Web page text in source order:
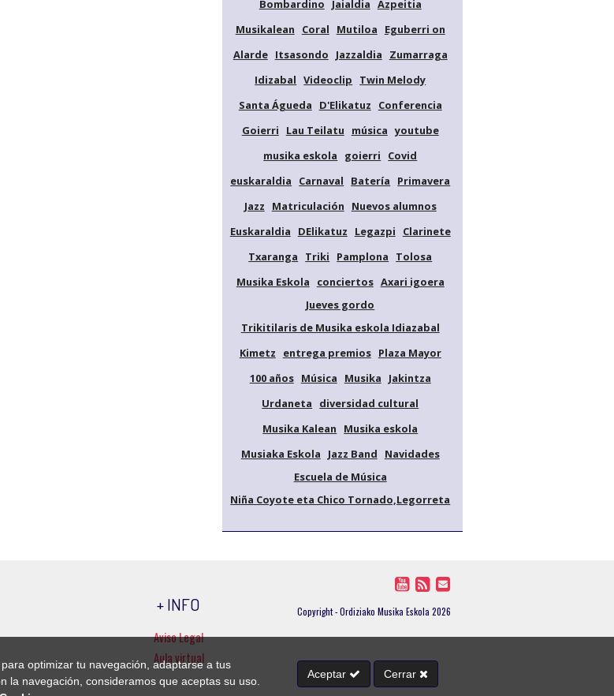
Bombardino
Jaialdia Azpeitia
Musikalean
Coral Mutiloa
Eguberri on
Alarde Itsasondo Jazzaldia
Zumarraga
Idizabal Videoclip
Twin Melody
Santa Águeda
D'Elikatuz
Conferencia
Goierri
Lau Teilatu música youtube
musika eskola
goierri
Covid
euskaraldia
Carnaval Batería
Primavera
Jazz
Matriculación
Nuevos alumnos
Euskaraldia
DElikatuz Legazpi
Clarinete
Txaranga
Triki Pamplona
Tolosa
Musika Eskola
conciertos Axari igoera
Jueves gordo
Trikitilaris de Musika eskola Idiazabal
Kimetz
entrega premios Plaza Mayor
100 años Música Musika
Jakintza
Urdaneta
diversidad cultural
Musika Kalean
Musika eskola
Musiaka Eskola
Jazz Band
Navidades
Escuela de Música
Niña Coyote eta Chico Tornado,Legorreta
+ INFO
Aviso Legal
Aula virtual
Copyright - Ordiziako Musika Eskola 2026
optimizar tu navegación, adaptarse a tus
la navegación, consideramos que aceptas su uso.
Aceptar Cerrar